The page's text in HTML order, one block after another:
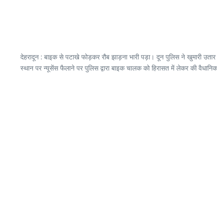
देहरादून : बाइक से पटाखे फोड़कर रौब झाड़ना भारी पड़ा। दून पुलिस ने खुमारी
स्थान पर न्यूसेंस फैलाने पर पुलिस द्वारा बाइक चालक को हिरासत में लेकर की